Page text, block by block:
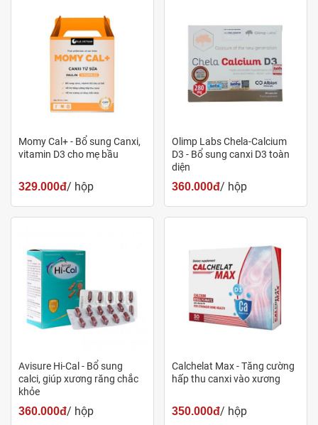
bina, gan, thịt đỏ,... hoặc một số sản phẩm bổ sung sắt
Ferrous Gluconate
- viên sắt hữu cơ, giúp mẹ hấp thu
dễ hơn và hạn chế nóng trong.
Nên bổ sung canxi cùng Pregnacare Max
Tương tự sắt, hàm lượng canxi có trong sản phẩm cũng
chưa đủ đáp ứng cho mẹ và thai nhi. Tuy nhiên, việc bổ
sung canxi có nhiều nguồn cung cấp dồi dào hơn, nhất là
sữa. Mẹ nên lựa chọn cho mình những loại sữa có hàm
lượng canxi phù hợp, hoặc có thể bổ sung qua viên uống
canxi hữu cơnếu mẹ không thể uống được sữa hoặc dị
ứng với những thực phẩm hải sản.
Momy Cal+ - Bổ sung Canxi,
vitamin D3 cho mẹ bầu
329.000đ/ hộp
Olimp Labs Chela-Calcium
D3 - Bổ sung canxi D3 toàn
diện
360.000đ/ hộp
Avisure Hi-Cal - Bổ sung
calci, giúp xương răng chắc
khỏe
360.000đ/ hộp
Calchelat Max - Tăng cường
hấp thu canxi vào xương
350.000đ/ hộp